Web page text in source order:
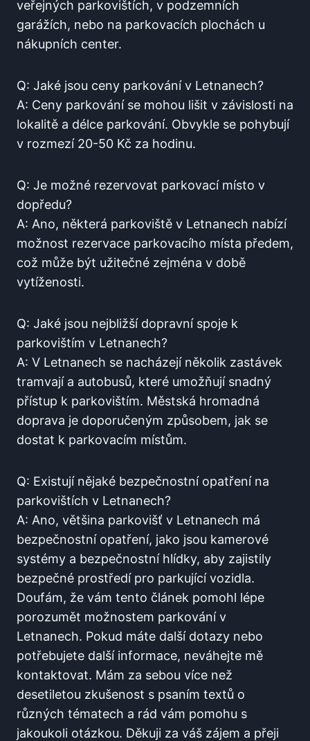
veřejných parkovištích, v podzemních
garážích, nebo na parkovacích plochách u
nákupních center.
Q: Jaké‌ jsou ceny parkování v Letnanech?
A: Ceny parkování se mohou lišit v závislosti na
lokalitě ‌a⁣ délce parkování. ⁣Obvykle se pohybují
v rozmezí 20-50 ⁣Kč za hodinu.
Q: Je možné rezervovat parkovací místo v
dopředu?
A: Ano, některá parkoviště ⁣v Letnanech⁣ nabízí
možnost rezervace parkovacího místa předem,
což⁢ může být užitečné zejména v době
vytíženosti.
Q: Jaké jsou nejbližší dopravní spoje k
parkovištím v Letnanech?
A:⁢ V Letnanech se nacházejí ⁤několik zastávek
tramvají a autobusů, které umožňují ⁣snadný
přístup k parkovištím. Městská hromadná⁤
doprava je doporučeným způsobem, jak se
dostat k parkovacím místům.
Q: Existují nějaké bezpečnostní opatření na
parkovištích v Letnanech?
A: Ano, ‍většina parkovišť v Letnanech má​
bezpečnostní opatření, jako jsou kamerové
systémy a bezpečnostní hlídky, aby ⁢zajistily
bezpečné prostředí pro parkující vozidla.
Doufám, ‌že vám tento článek pomohl lépe
porozumět možnostem parkování v
Letnanech. Pokud máte další dotazy nebo
potřebujete další informace, neváhejte mě
kontaktovat. Mám za sebou více‌ než
desetiletou zkušenost s psaním textů o⁢
různých tématech a rád vám​ pomohu⁤ s
jakoukoli otázkou. Děkuji za ⁣váš zájem a přeji